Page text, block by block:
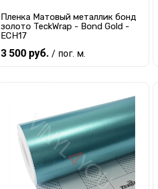
Пленка Матовый металлик бонд
золото TeckWrap - Bond Gold -
ECH17
3 500 руб. / пог. м.
Купить в 1 клик К сравнению
В избранное